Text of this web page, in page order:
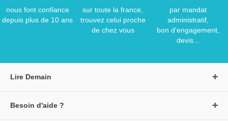
nous font confiance
depuis plus de 10 ans
sur toute la france,
trouvez celui proche
de chez vous
par mandat
administratif,
bon d'engagement,
devis...
Lire Demain
Besoin d'aide ?